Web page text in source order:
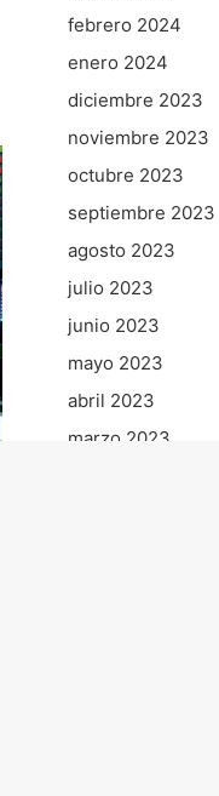
febrero 2024
enero 2024
diciembre 2023
noviembre 2023
octubre 2023
septiembre 2023
agosto 2023
julio 2023
junio 2023
mayo 2023
abril 2023
marzo 2023